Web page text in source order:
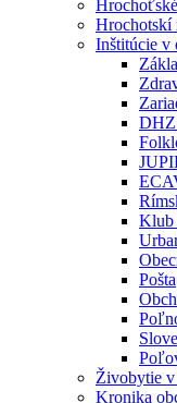
Hrochotskí
Inštitúcie v
Klub
Pošta
Živobytie
Kronika